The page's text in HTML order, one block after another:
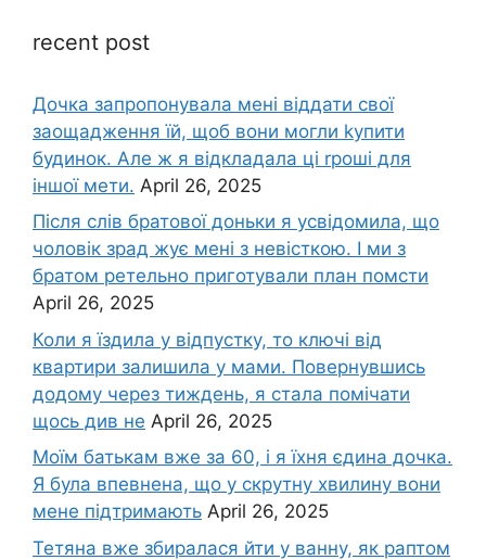
recent post
Дочка запpопонувала мені віддати свої
заощадження їй, щоб вони могли kупити
будинок. Але ж я відкладала ці rроші для
іншої мети. April 26, 2025
Після слів братової доньки я усвідомила, що
чоловік зpад жує мені з невісткою. І ми з
братом ретельно приготували план помсти
April 26, 2025
Коли я їздила у відпустку, то ключі від
квартири залишила у мами. Повернувшись
додому через тиждень, я стала помічати
щось див не April 26, 2025
Моїм батькам вже за 60, і я їхня єдина дочка.
Я була впевнена, що у скрутну хвилину вони
мене підтримають April 26, 2025
Тетяна вже збиралася йти у ванну, як раптом